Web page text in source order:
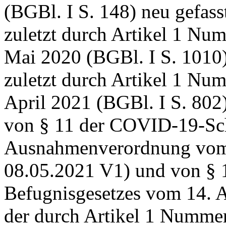
(BGBl. I S. 148) neu
zuletzt durch Artikel 1
Mai 2020 (BGBl. I S.
zuletzt durch Artikel 1
April 2021 (BGBl. I S.
von § 11 der COVID-19-
Ausnahmenverordnung
08.05.2021 V1) und von §
Befugnisgesetzes vom 14.
der durch Artikel 1